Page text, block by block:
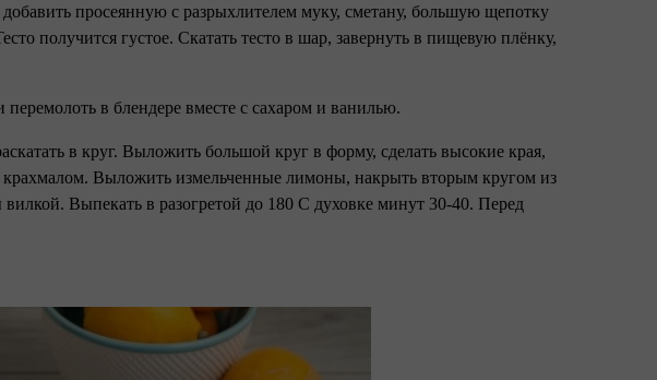
просеянную с разрыхлителем муку, сметану, большую щепотку
получится густое. Скатать тесто в шар, завернуть в пищевую плёнку,
в блендере вместе с сахаром и ванилью.
в круг. Выложить большой круг в форму, сделать высокие края,
крахмалом. Выложить измельченные лимоны, накрыть вторым кругом из
Выпекать в разогретой до 180 С духовке минут 30-40. Перед